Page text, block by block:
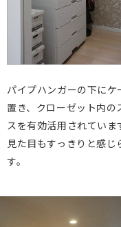
パイプハンガーの下にケ
置き、クローゼット内の
スを有効活用されていま
見た目もすっきりと感じ
す。